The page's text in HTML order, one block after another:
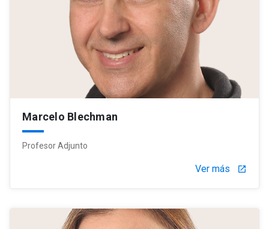
Marcelo Blechman
Profesor Adjunto
Ver más launch